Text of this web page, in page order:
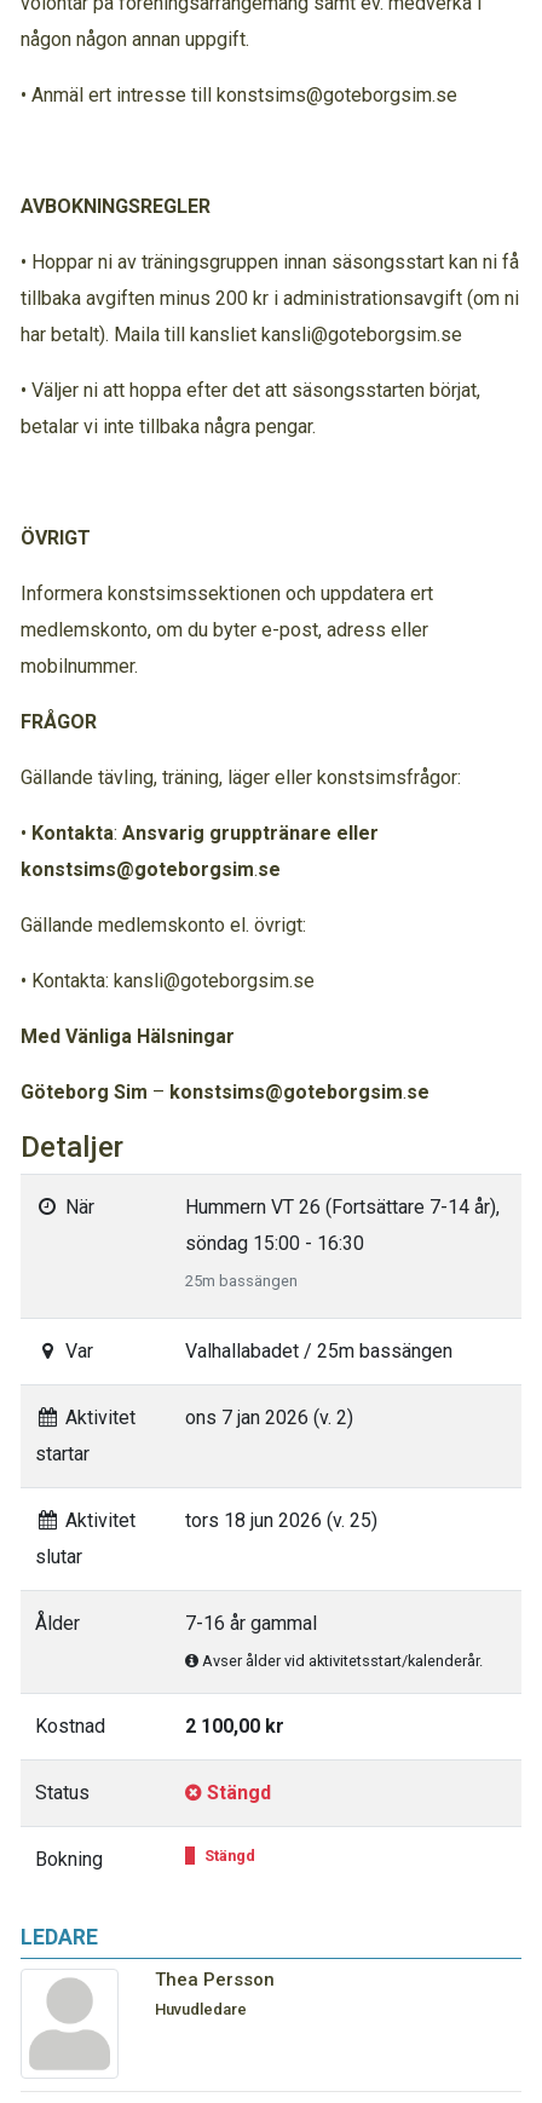
LEDARE
Thea Persson
Huvudledare
någon någon annan uppgift.
• Anmäl ert intresse till konstsims@goteborgsim.se
AVBOKNINGSREGLER
• Hoppar ni av träningsgruppen innan säsongsstart kan ni få
tillbaka avgiften minus 200 kr i administrationsavgift (om ni
har betalt). Maila till kansliet kansli@goteborgsim.se
• Väljer ni att hoppa efter det att säsongsstarten börjat,
betalar vi inte tillbaka några pengar.
ÖVRIGT
Informera konstsimssektionen och uppdatera ert
medlemskonto, om du byter e-post, adress eller
mobilnummer.
FRÅGOR
Gällande tävling, träning, läger eller konstsimsfrågor:
• Kontakta: Ansvarig grupptränare eller
konstsims@goteborgsim.se
Gällande medlemskonto el. övrigt:
• Kontakta: kansli@goteborgsim.se
Med Vänliga Hälsningar
Göteborg Sim – konstsims@goteborgsim.se
Detaljer
När
Hummern VT 26 (Fortsättare 7-14 år),
söndag 15:00 - 16:30
25m bassängen
Var Valhallabadet / 25m bassängen
Aktivitet
startar
ons 7 jan 2026 (v. 2)
Aktivitet
slutar
tors 18 jun 2026 (v. 25)
Ålder 7-16 år gammal
Avser ålder vid aktivitetsstart/kalenderår.
Kostnad 2 100,00 kr
Status Stängd
Bokning Stängd